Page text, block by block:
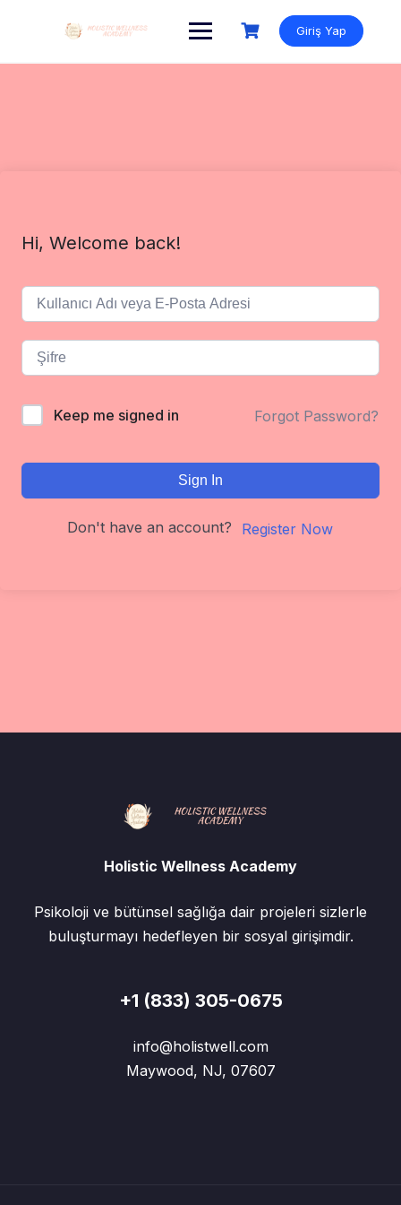
Giriş Yap
Hi, Welcome back!
Keep me signed in Forgot Password?
Sign In
Don't have an account? Register Now
Holistic Wellness Academy
Psikoloji ve bütünsel sağlığa dair projeleri sizlerle
buluşturmayı hedefleyen bir sosyal girişimdir.
+1 (833) 305-0675
info@holistwell.com
Maywood, NJ, 07607